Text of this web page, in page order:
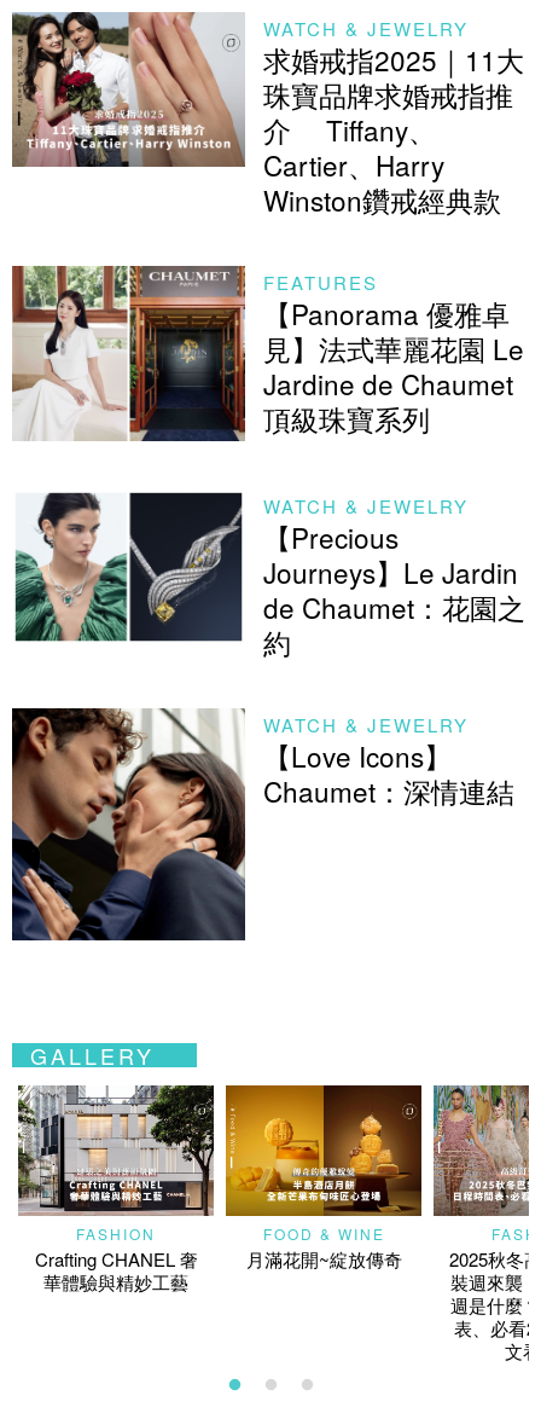
WATCH & JEWELRY
求婚戒指2025​｜11大
珠寶品牌​求婚戒指推
介​ Tiffany、
Cartier、Harry
Winston鑽戒經典款
FEATURES
【Panorama 優雅卓
見】法式華麗花園 Le
Jardine de Chaumet
頂級珠寶系列
WATCH & JEWELRY
【Precious
Journeys】Le Jardin
de Chaumet：花園之
約
WATCH & JEWELRY
【Love Icons】
Chaumet：深情連結
GALLERY
FASHION
Crafting CHANEL 奢
華體驗與精妙工藝
FOOD & WINE
月滿花開~綻放傳奇
2025秋冬
裝週來襲
週是什麼
表、必看
文